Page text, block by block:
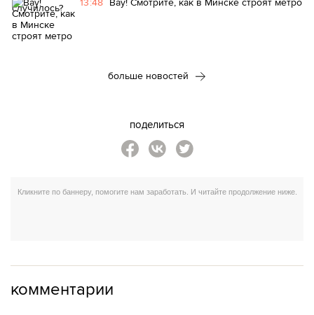
больше новостей
поделиться
комментарии